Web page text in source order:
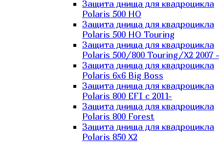
Защита днища для квадроцикла
Polaris 500 HO
Защита днища для квадроцикла
Polaris 500 HO Touring
Защита днища для квадроцикла
Polaris 500/800 Touring/X2 2007 -
Защита днища для квадроцикла
Polaris 6х6 Big Boss
Защита днища для квадроцикла
Polaris 800 EFI с 2011-
Защита днища для квадроцикла
Polaris 800 Forest
Защита днища для квадроцикла
Polaris 850 X2